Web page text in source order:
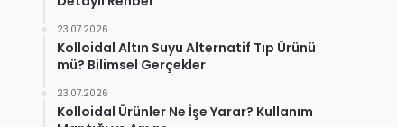
23.07.2026
Kolloidal Altın Suyu Alternatif Tıp Ürünü
mü? Bilimsel Gerçekler
23.07.2026
Kolloidal Ürünler Ne İşe Yarar? Kullanım